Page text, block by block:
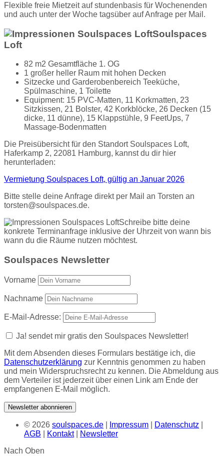
Flexible freie Mietzeit auf stundenbasis für Wochenenden
und auch unter der Woche tagsüber auf Anfrage per Mail.
Soulspaces
Loft
82 m2 Gesamtfläche 1. OG
1 großer heller Raum mit hohen Decken
Sitzecke und Garderobenbereich Teeküche,
Spülmaschine, 1 Toilette
Equipment: 15 PVC-Matten, 11 Korkmatten, 23
Sitzkissen, 21 Bolster, 42 Korkblöcke, 26 Decken (15
dicke, 11 dünne), 15 Klappstühle, 9 FeetUps, 7
Massage-Bodenmatten
Die Preisübersicht für den Standort Soulspaces Loft,
Haferkamp 2, 22081 Hamburg, kannst du dir hier
herunterladen:
Vermietung Soulspaces Loft, gültig an Januar 2026
Bitte stelle deine Anfrage direkt per Mail an Torsten an
torsten@soulspaces.de.
Schreibe bitte deine
konkrete Terminanfrage inklusive der Uhrzeit von wann bis
wann du die Räume nutzen möchtest.
Soulspaces Newsletter
Vorname
Nachname
E-Mail-Adresse:
Ja! sendet mir gratis den Soulspaces Newsletter!
Mit dem Absenden dieses Formulars bestätige ich, die
Datenschutzerklärung zur Kenntnis genommen zu haben
und mein Widerspruchsrecht zu kennen. Die Abmeldung aus
dem Verteiler ist jederzeit über einen Link am Ende der
empfangenen E-Mail möglich.
© 2026 soulspaces.de Impressum Datenschutz
AGB
Kontakt|
Newsletter
Nach Oben